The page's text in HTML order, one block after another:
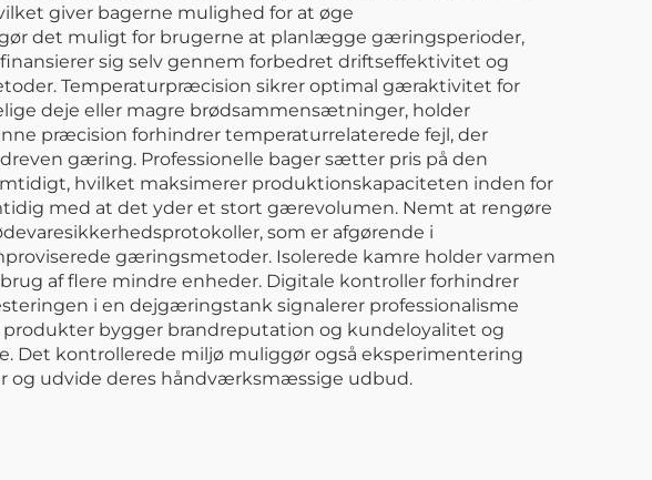
giver bagerne mulighed for at øge
det muligt for brugerne at planlægge gæringsperioder,
sig selv gennem forbedret driftseffektivitet og
Temperaturpræcision sikrer optimal gæraktivitet for
deje eller magre brødsammensætninger, holder
præcision forhindrer temperaturrelaterede fejl, der
gæring. Professionelle bager sætter pris på den
hvilket maksimerer produktionskapaciteten inden for
med at det yder et stort gærevolumen. Nemt at rengøre
som er afgørende i
gæringsmetoder. Isolerede kamre holder varmen
af flere mindre enheder. Digitale kontroller forhindrer
i en dejgæringstank signalerer professionalisme
bygger brandreputation og kundeloyalitet og
Det kontrollerede miljø muliggør også eksperimentering
og udvide deres håndværksmæssige udbud.